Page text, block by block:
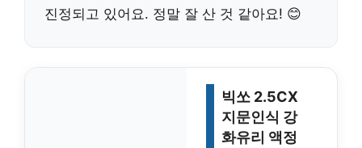
진정되고 있어요. 정말 잘 산 것 같아요! 😊
빅쏘 2.5CX
지문인식 강
화유리 액정